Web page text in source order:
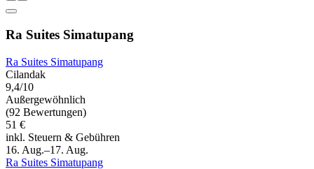
Ra Suites Simatupang
Ra Suites Simatupang
Cilandak
9,4/10
Außergewöhnlich
(92 Bewertungen)
51 €
inkl. Steuern & Gebühren
16. Aug.–17. Aug.
Ra Suites Simatupang